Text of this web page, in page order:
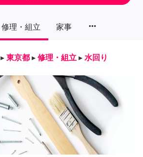
修理・組立 家事 more_horiz
▸ 東京都 ▸ 修理・組立 ▸ 水回り